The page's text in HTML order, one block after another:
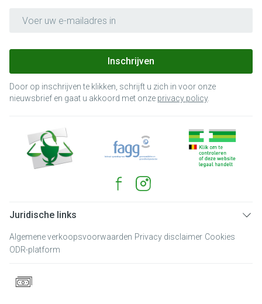
Inschrijven
Door op inschrijven te klikken, schrijft u zich in voor onze
nieuwsbrief en gaat u akkoord met onze privacy policy.
Juridische links
Algemene verkoopsvoorwaarden Privacy disclaimer Cookies
ODR-platform